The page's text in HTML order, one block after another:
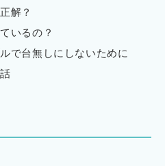
解？
いるの？
で台無しにしないために